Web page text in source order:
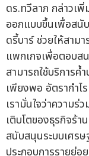
ดร.ทวีลาภ กล่าวเ
ออกแบบขึ้นเพื่อสนั
ดรี้บาร์ ช่วยให้สาม
แพกเกจเพื่อตอบส
สามารถใช้บริการ
เพียงพอ อัตรากำไ
เรามั่นใจว่าความร่
เติบโตของธุรกิจร้า
สนับสนุนระบบเศร
ประกอบการรายย่อ